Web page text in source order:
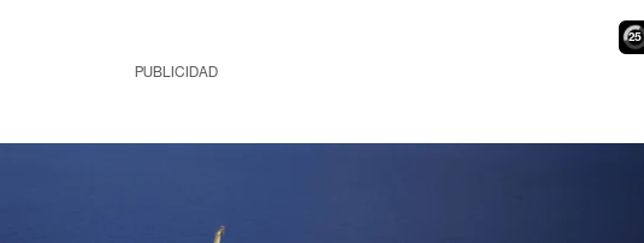
24
PUBLICIDAD